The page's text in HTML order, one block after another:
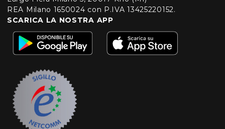
REA Milano 1650024 con P.IVA 13425220152.
SCARICA LA NOSTRA APP